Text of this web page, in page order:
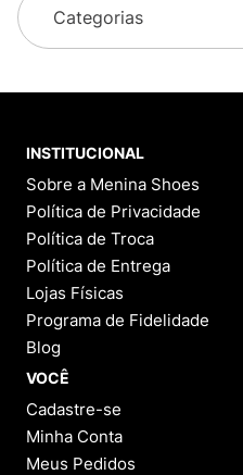
Categorias
INSTITUCIONAL
Sobre a Menina Shoes
Política de Privacidade
Política de Troca
Política de Entrega
Lojas Físicas
Programa de Fidelidade
Blog
VOCÊ
Cadastre-se
Minha Conta
Meus Pedidos